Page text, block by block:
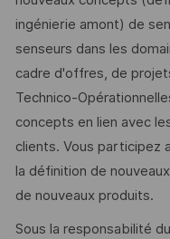
ingénierie amont) de
senseurs dans les
cadre d'offres, de
Technico-
concepts en lien avec
clients. Vous participez
la définition de
de nouveaux produits.
Sous la responsabilité